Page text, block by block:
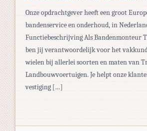
Onze opdrachtgever heeft een groot
bandenservice en onderhoud, in
Functiebeschrijving Als Bandenmonteur
ben jij verantwoordelijk voor het
wielen bij allerlei soorten en maten van
Landbouwvoertuigen. Je helpt onze
vestiging […]